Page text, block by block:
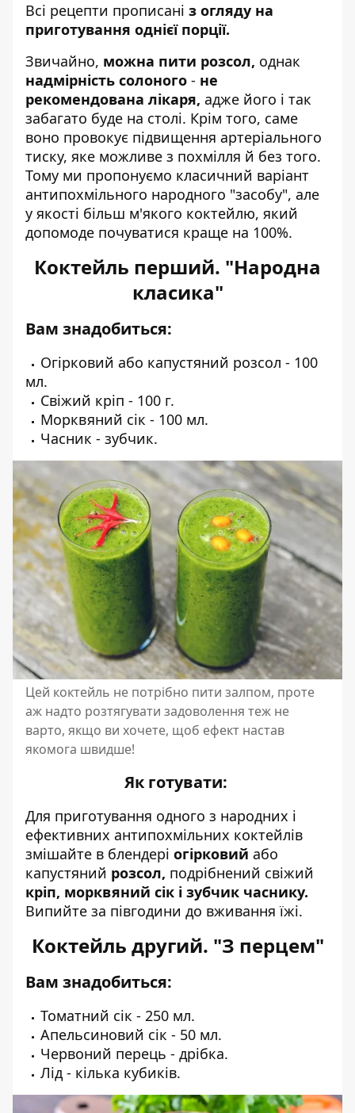
Всі рецепти прописані з огляду на
приготування однієї порції.
Звичайно, можна пити розсол, однак
надмірність солоного - не
рекомендована лікаря, адже його і так
забагато буде на столі. Крім того, саме
воно провокує підвищення артеріального
тиску, яке можливе з похмілля й без того.
Тому ми пропонуємо класичний варіант
антипохмільного народного "засобу", але
у якості більш м'якого коктейлю, який
допомоде почуватися краще на 100%.
Коктейль перший. "Народна
класика"
Вам знадобиться:
Огірковий або капустяний розсол - 100
мл.
Свіжий кріп - 100 г.
Морквяний сік - 100 мл.
Часник - зубчик.
Цей коктейль не потрібно пити залпом, проте
аж надто розтягувати задоволення теж не
варто, якщо ви хочете, щоб ефект настав
якомога швидше!
Як готувати:
Для приготування одного з народних і
ефективних антипохмільних коктейлів
змішайте в блендері огірковий або
капустяний розсол, подрібнений свіжий
кріп, морквяний сік і зубчик часнику.
Випийте за півгодини до вживання їжі.
Коктейль другий. "З перцем"
Вам знадобиться:
Томатний сік - 250 мл.
Апельсиновий сік - 50 мл.
Червоний перець - дрібка.
Лід - кілька кубиків.